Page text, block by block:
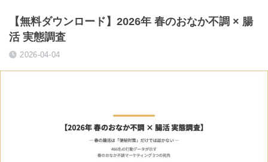
【無料ダウンロード】2026年 春のおなか不調 × 腸
活 実態調査
2026-04-04